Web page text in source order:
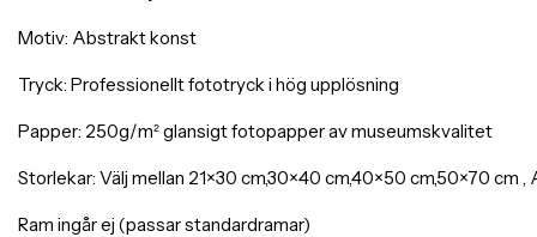
Motiv: Abstrakt konst
Tryck: Professionellt fototryck i hög upplösning
Papper: 250g/m² glansigt fotopapper av museumskvalitet
Storlekar: Välj mellan 21×30 cm,30×40 cm,40×50 cm,50×70 cm ,
Ram ingår ej (passar standardramar)